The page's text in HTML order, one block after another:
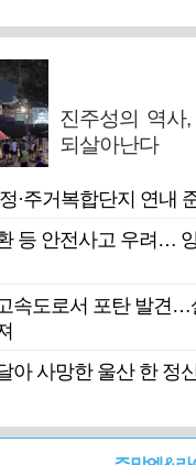
진주성의 역사
되살아난다
·주거복합단지 연내
등 안전사고 우려…
속도로서 포탄 발견…
아 사망한 울산 한 정